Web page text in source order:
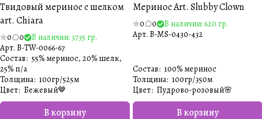
Твидовый меринос с шелком
art. Chiara
0 0
В наличии: 3735 гр.
Арт. B-TW-0066-67
В корзину
Состав: 55% меринос, 20% шелк,
25% п/а
Толщина: 100гр/525м
Цвет: Бежевый🤎
Меринос Art. Slubby Clown
0 0
В наличии: 620 гр.
Арт. B-MS-0430-432
В корзину
Состав: 100% меринос
Толщина: 100гр/350м
Цвет: Пудрово-розовый🌸